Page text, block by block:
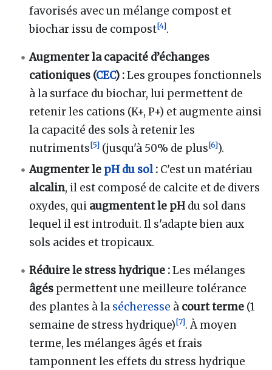
favorisés avec un mélange compost et
biochar issu de compost[4].
Augmenter la capacité d’échanges
cationiques (CEC) :Les groupes fonctionnels
à la surface du biochar, lui permettent de
retenir les cations (K+, P+) et augmente ainsi
la capacité des sols à retenir les
nutriments[5] (jusqu'à 50% de plus[6]).
Augmenter le pH du sol: C'est un matériau
alcalin, il est composé de calcite et de divers
oxydes, qui augmentent le pH du sol dans
lequel il est introduit. Il s'adapte bien aux
sols acides et tropicaux.
Réduire le stress hydrique :Les mélanges
âgés permettent une meilleure tolérance
des plantes à la sécheresse à court terme (1
semaine de stress hydrique)[7]. À moyen
terme, les mélanges âgés et frais
tamponnent les effets du stress hydrique